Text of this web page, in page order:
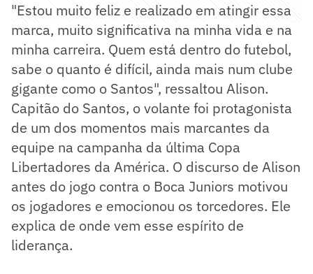
"Estou muito feliz e realizado em atingir essa
marca, muito significativa na minha vida e na
minha carreira. Quem está dentro do futebol,
sabe o quanto é difícil, ainda mais num clube
gigante como o Santos", ressaltou Alison.
Capitão do Santos, o volante foi protagonista
de um dos momentos mais marcantes da
equipe na campanha da última Copa
Libertadores da América. O discurso de Alison
antes do jogo contra o Boca Juniors motivou
os jogadores e emocionou os torcedores. Ele
explica de onde vem esse espírito de
liderança.